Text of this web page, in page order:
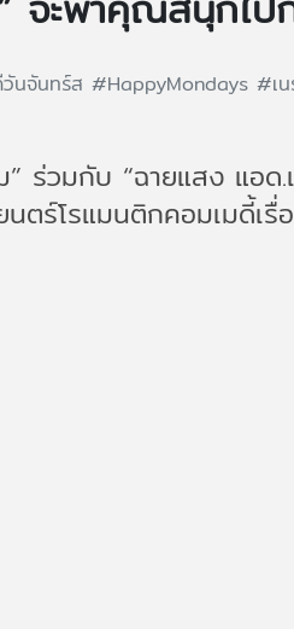
นจันทร์ส#HappyMondays#เ
” ร่วมกับ “ฉายแสง แอ
ตร์โรแมนติกคอมเมดี้เ